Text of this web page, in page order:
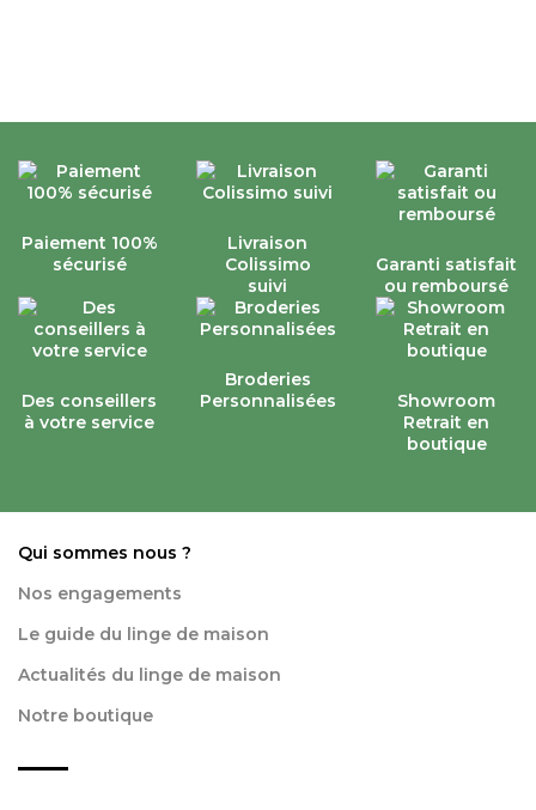
Paiement 100%
sécurisé
Livraison
Colissimo
suivi
Garanti satisfait
ou remboursé
Des conseillers
à votre service
Broderies
Personnalisées
Showroom
Retrait en
boutique
Qui sommes nous ?
Nos engagements
Le guide du linge de maison
Actualités du linge de maison
Notre boutique